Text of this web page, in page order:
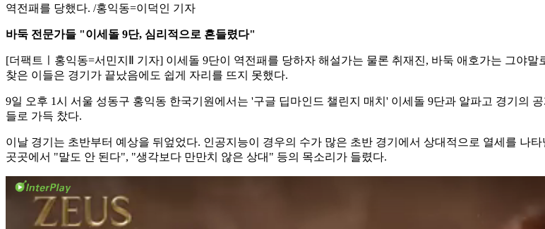
역전패를 당했다. /홍익동=이덕인 기자
바둑 전문가들 "이세돌 9단, 심리적으로 흔들렸다"
[더팩트ㅣ홍익동=서민지Ⅱ 기자] 이세돌 9단이 역전패를 당하자 해설가는 물론 취재진, 바둑 애호가는 그야
찾은 이들은 경기가 끝났음에도 쉽게 자리를 뜨지 못했다.
9일 오후 1시 서울 성동구 홍익동 한국기원에서는 '구글 딥마인드 챌린지 매치' 이세돌 9단과 알파고 경기의
들로 가득 찼다.
이날 경기는 초반부터 예상을 뒤엎었다. 인공지능이 경우의 수가 많은 초반 경기에서 상대적으로 열세를 나
곳곳에서 "말도 안 된다", "생각보다 만만치 않은 상대" 등의 목소리가 들렸다.